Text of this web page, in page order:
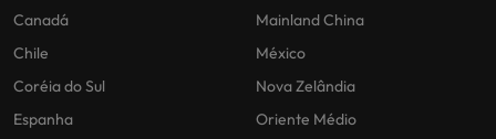
Canadá
Chile
Coréia do Sul
Espanha
Mainland China
México
Nova Zelândia
Oriente Médio